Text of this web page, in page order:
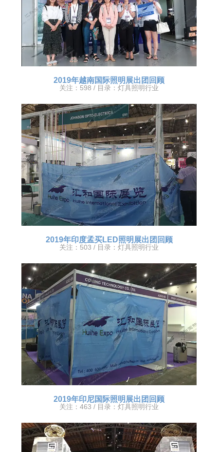
2019年越南国际照明展出团回顾
关注：598 / 目录： 灯具照明行业
2019年印度孟买LED照明展出团回顾
关注：503 / 目录： 灯具照明行业
2019年印尼国际照明展出团回顾
关注：463 / 目录： 灯具照明行业